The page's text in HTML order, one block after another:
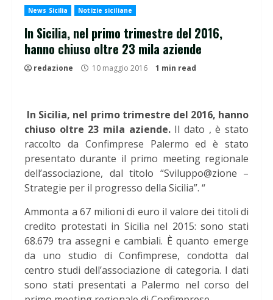
News Sicilia Notizie siciliane
In Sicilia, nel primo trimestre del 2016,
hanno chiuso oltre 23 mila aziende
redazione 10 maggio 2016 1 min read
In Sicilia, nel primo trimestre del 2016, hanno
chiuso oltre 23 mila aziende.Il dato , è stato
raccolto da Confimprese Palermo ed è stato
presentato durante il primo meeting regionale
dell’associazione, dal titolo “Sviluppo@zione –
Strategie per il progresso della Sicilia”. “
Ammonta a 67 milioni di euro il valore dei titoli di
credito protestati in Sicilia nel 2015: sono stati
68.679 tra assegni e cambiali. È quanto emerge
da uno studio di Confimprese, condotta dal
centro studi dell’associazione di categoria. I dati
sono stati presentati a Palermo nel corso del